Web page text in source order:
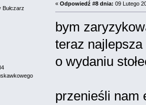
« Odpowiedź #8 dnia: 09 Lutego
bym
teraz
o wydaniu
przenieśli nam